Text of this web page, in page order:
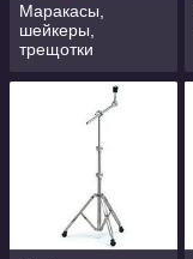
Маракасы,
шейкеры,
трещотки